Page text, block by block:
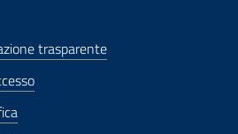
trasparente